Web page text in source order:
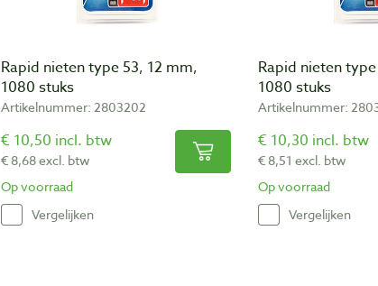
Rapid nieten type 53, 12 mm,
1080 stuks
Artikelnummer: 2803202
€ 10,50 incl. btw
€ 8,68 excl. btw
Op voorraad
Vergelijken
Rapid nieten
1080 stuks
Artikelnummer:
€ 10,30 incl. btw
€ 8,51 excl. btw
Op voorraad
Vergelijken